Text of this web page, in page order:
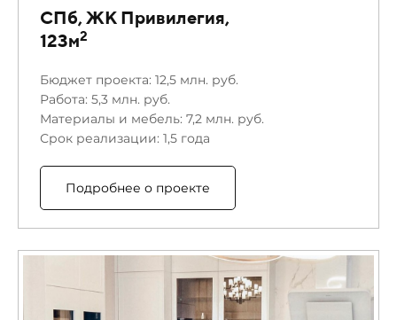
СПб, ЖК Привилегия,
123м2
Бюджет проекта: 12,5 млн. руб.
Работа: 5,3 млн. руб.
Материалы и мебель: 7,2 млн. руб.
Срок реализации: 1,5 года
Подробнее о проекте